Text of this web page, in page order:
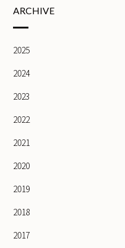
ARCHIVE
2025
2024
2023
2022
2021
2020
2019
2018
2017